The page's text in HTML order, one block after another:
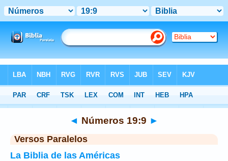
>Números Capítulo 19 > Verso 9
◄ Números 19:9 ►
Versos Paralelos
La Biblia de las Américas